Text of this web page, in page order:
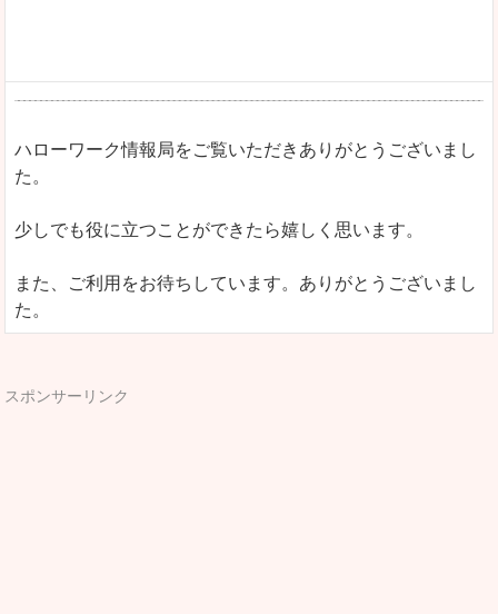
ハローワーク情報局をご覧いただきありがとうございまし
た。
少しでも役に立つことができたら嬉しく思います。
また、ご利用をお待ちしています。ありがとうございまし
た。
スポンサーリンク